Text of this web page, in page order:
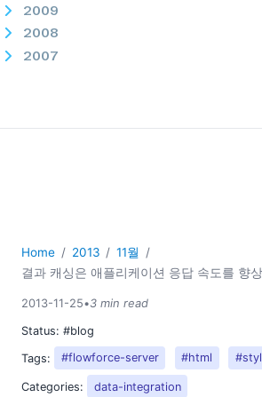
2009
2008
2007
Home 2013
11월
결과 캐싱은 애플리케이션 응답 속도를 향
2013-11-25•3 min read
Status: #blog
Tags:
#flowforce-server #html
Categories: data-integration